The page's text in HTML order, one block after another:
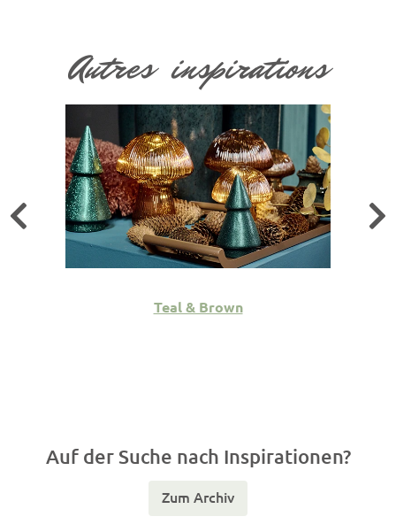
Autres inspirations
Teal & Brown
Auf der Suche nach Inspirationen?
Zum Archiv